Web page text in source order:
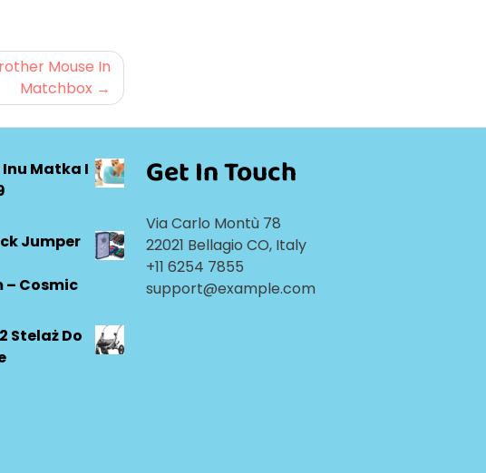
Mouse In
Matchbox
Matka I
Jumper
– Cosmic
Stelaż Do
Get In Touch
Via Carlo Montù 78
22021 Bellagio CO, Italy
+11 6254 7855
support@example.com